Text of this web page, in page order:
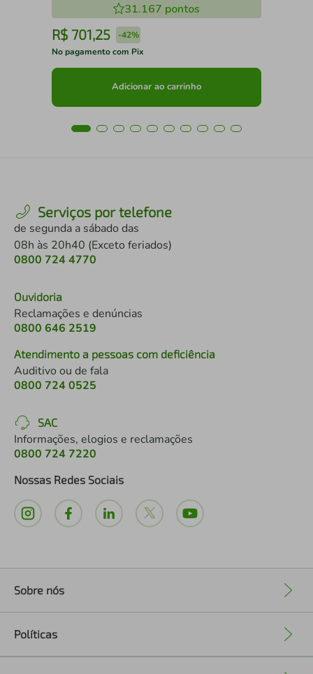
31.167 pontos
R$ 701,25 -42%
No pagamento com Pix
Adicionar ao carrinho
Serviços por telefone
de segunda a sábado das
08h às 20h40 (Exceto feriados)
0800 724 4770
Ouvidoria
Reclamações e denúncias
0800 646 2519
Atendimento a pessoas com deficiência
Auditivo ou de fala
0800 724 0525
SAC
Informações, elogios e reclamações
0800 724 7220
Nossas Redes Sociais
Sobre nós
Políticas